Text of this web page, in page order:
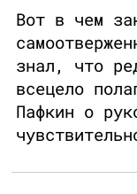
Вот в чем
знал, что
всецело
Пафкин о